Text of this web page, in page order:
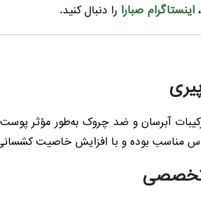
اینستاگرام صبارا را دنبال کنید.
آبرسان و ضد چروک به‌طور مؤثر
مناسب بوده و با افزایش خاصیت